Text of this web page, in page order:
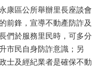
康區公所舉辦里長座談會
前鋒，宣導不動產防詐及
們於服務里民時，可多分
市民自身防詐意識；另
士及經紀業者是確保不動